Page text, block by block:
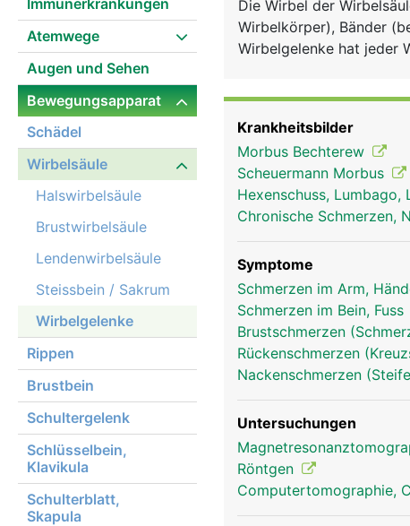
Immunerkrankungen
Atemwege
Augen und Sehen
Bewegungsapparat
Schädel
Wirbelsäule
Halswirbelsäule
Brustwirbelsäule
Lendenwirbelsäule
Steissbein / Sakrum
Wirbelgelenke
Rippen
Brustbein
Schultergelenk
Schlüsselbein,
Klavikula
Schulterblatt,
Skapula
Die Wirbel der
Wirbelkörper), Bänder
Wirbelgelenke hat jeder
Wirbelgelenke Frau
Krankheitsbilder
Morbus Bechterew
Scheuermann Morbus
Hexenschuss, Lumbago,
Chronische Schmerzen,
Symptome
Schmerzen im Arm,
Schmerzen im Bein, Fuss
Brustschmerzen
Rückenschmerzen
Nackenschmerzen
Untersuchungen
Röntgen
Computertomographie,